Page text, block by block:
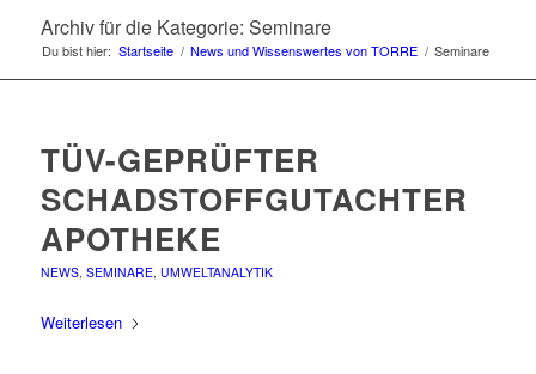
Archiv für die Kategorie: Seminare
Du bist hier: Startseite / News und Wissenswertes von TORRE / Seminare
TÜV-GEPRÜFTER
SCHADSTOFFGUTACHTER
APOTHEKE
NEWS, SEMINARE, UMWELTANALYTIK
Weiterlesen